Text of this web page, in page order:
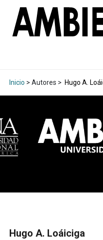
Inicio > Autores > Hugo A.
Hugo A. Loáiciga